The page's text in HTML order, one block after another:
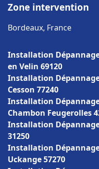
Zone intervention
Bordeaux, France
Installation
en Velin 69120
Installation
Cesson 77240
Installation
Chambon Feugerolles
Installation
31250
Installation
Uckange 57270